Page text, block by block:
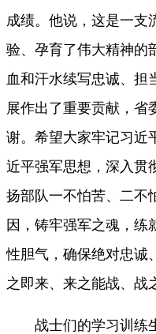
成绩。他说，这是一支
验、孕育了伟大精神的
血和汗水续写忠诚、担
展作出了重要贡献，省
谢。希望大家牢记习近
近平强军思想，深入贯
扬部队一不怕苦、二不
因，铸牢强军之魂，练
性胆气，确保绝对忠诚
之即来、来之能战、战
战士们的学习训练生